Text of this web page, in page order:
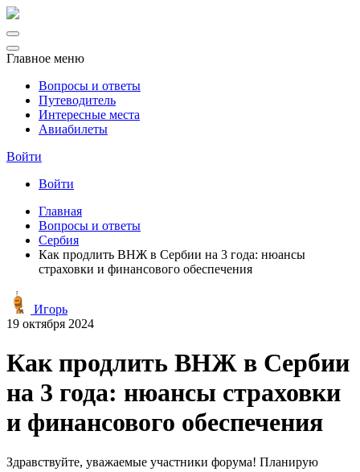
Главное меню
Вопросы и ответы
Путеводитель
Интересные места
Авиабилеты
Войти
Войти
Главная
Вопросы и ответы
Сербия
Как продлить ВНЖ в Сербии на 3 года: нюансы
страховки и финансового обеспечения
Игорь
19 октября 2024
Как продлить ВНЖ в Сербии
на 3 года: нюансы страховки
и финансового обеспечения
Здравствуйте, уважаемые участники форума! Планирую